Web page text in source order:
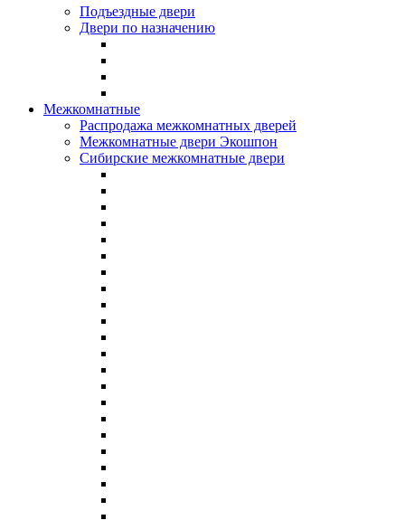
Подъездные двери
Двери по назначению
Межкомнатные
Распродажа межкомнатных дверей
Межкомнатные двери Экошпон
Сибирские межкомнатные двери